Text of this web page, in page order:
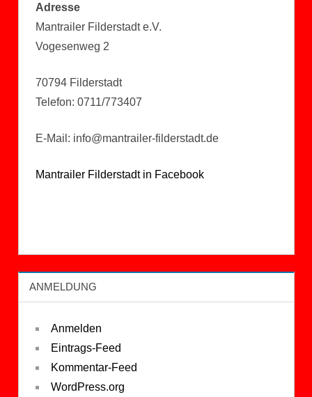
Adresse
Mantrailer Filderstadt e.V.
Vogesenweg 2
70794 Filderstadt
Telefon: 0711/773407
E-Mail: info@mantrailer-filderstadt.de
Mantrailer Filderstadt in Facebook
ANMELDUNG
Anmelden
Eintrags-Feed
Kommentar-Feed
WordPress.org